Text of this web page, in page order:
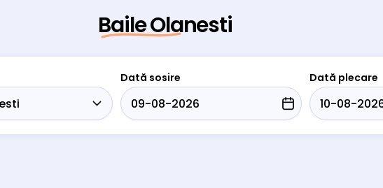
Baile Olanesti
Dată sosire Dată plecare